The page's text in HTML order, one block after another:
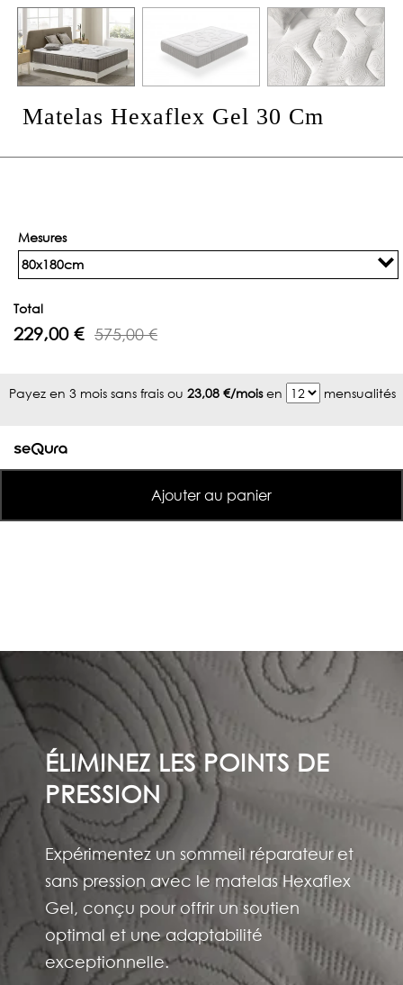
Matelas Hexaflex Gel 30 Cm
Mesures
80x180cm
Total
229,00 € 575,00 €
Payez en 3 mois sans frais ou 23,08 €/moisen mensualités
Ajouter au panier
ÉLIMINEZ LES POINTS DE
PRESSION
Expérimentez un sommeil réparateur et
sans pression avec le matelas Hexaflex
Gel, conçu pour offrir un soutien
optimal et une adaptabilité
exceptionnelle.